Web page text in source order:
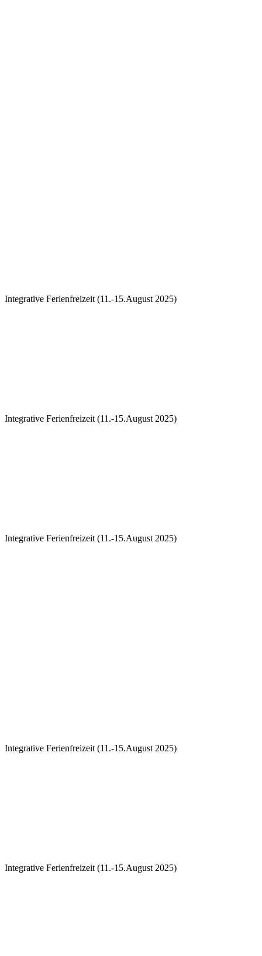
Integrative Ferienfreizeit (11.-15.August 2025)
Integrative Ferienfreizeit (11.-15.August 2025)
Integrative Ferienfreizeit (11.-15.August 2025)
Integrative Ferienfreizeit (11.-15.August 2025)
Integrative Ferienfreizeit (11.-15.August 2025)